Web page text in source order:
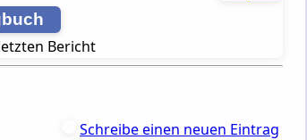
Bericht
Schreibe einen neuen Eintrag